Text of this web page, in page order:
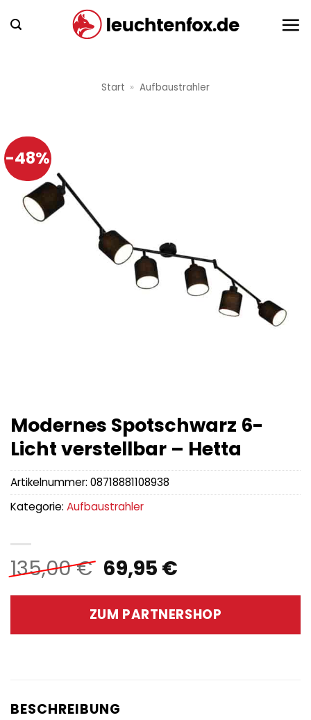
Inhalt
Start » Aufbaustrahler
-48%
Modernes Spotschwarz 6-
Licht verstellbar – Hetta
135,00€ Ursprünglicher
Preis
war:
135,00 €
69,95 €Aktueller
ist:
69,95 €.
ZUM PARTNERSHOP
Artikelnummer: 08718881108938
Kategorie: Aufbaustrahler
BESCHREIBUNG